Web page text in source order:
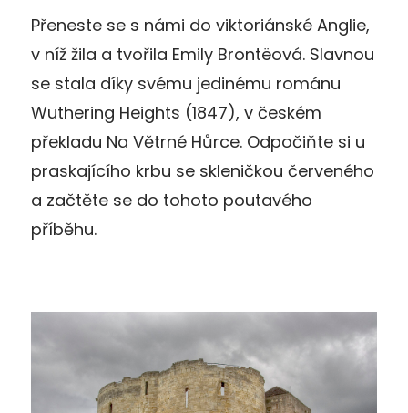
Přeneste se s námi do viktoriánské Anglie,
v níž žila a tvořila Emily Brontëová. Slavnou
se stala díky svému jedinému románu
Wuthering Heights (1847), v českém
překladu Na Větrné Hůrce. Odpočiňte si u
praskajícího krbu se skleničkou červeného
a začtěte se do tohoto poutavého
příběhu.